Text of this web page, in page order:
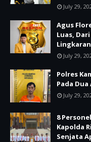
July 29,
Agus
Luas,
July 29,
Polres
Pada
July 29,
8
Kapolda
Senjata